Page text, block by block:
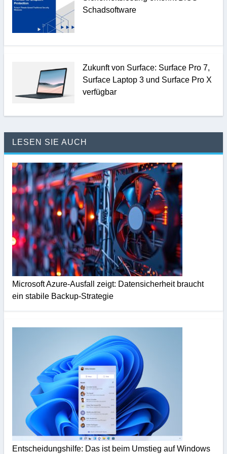
Schadsoftware
Zukunft von Surface: Surface Pro 7,
Surface Laptop 3 und Surface Pro X
verfügbar
LESEN SIE AUCH
Microsoft Azure-Ausfall zeigt: Datensicherheit braucht
ein stabile Backup-Strategie
Entscheidungshilfe: Das ist beim Umstieg auf Windows